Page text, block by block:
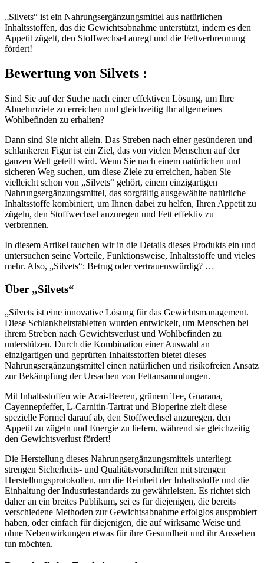
„Silvets“ ist ein Nahrungsergänzungsmittel aus natürlichen
Inhaltsstoffen, das die Gewichtsabnahme unterstützt, indem es den
Appetit zügelt, den Stoffwechsel anregt und die Fettverbrennung
fördert!
Bewertung von Silvets :
Sind Sie auf der Suche nach einer effektiven Lösung, um Ihre
Abnehmziele zu erreichen und gleichzeitig Ihr allgemeines
Wohlbefinden zu erhalten?
Dann sind Sie nicht allein. Das Streben nach einer gesünderen und
schlankeren Figur ist ein Ziel, das von vielen Menschen auf der
ganzen Welt geteilt wird. Wenn Sie nach einem natürlichen und
sicheren Weg suchen, um diese Ziele zu erreichen, haben Sie
vielleicht schon von „Silvets“ gehört, einem einzigartigen
Nahrungsergänzungsmittel, das sorgfältig ausgewählte natürliche
Inhaltsstoffe kombiniert, um Ihnen dabei zu helfen, Ihren Appetit zu
zügeln, den Stoffwechsel anzuregen und Fett effektiv zu
verbrennen.
In diesem Artikel tauchen wir in die Details dieses Produkts ein und
untersuchen seine Vorteile, Funktionsweise, Inhaltsstoffe und vieles
mehr. Also, „Silvets“: Betrug oder vertrauenswürdig? …
Über „Silvets“
„Silvets ist eine innovative Lösung für das Gewichtsmanagement.
Diese Schlankheitstabletten wurden entwickelt, um Menschen bei
ihrem Streben nach Gewichtsverlust und Wohlbefinden zu
unterstützen. Durch die Kombination einer Auswahl an
einzigartigen und geprüften Inhaltsstoffen bietet dieses
Nahrungsergänzungsmittel einen natürlichen und risikofreien Ansatz
zur Bekämpfung der Ursachen von Fettansammlungen.
Mit Inhaltsstoffen wie Acai-Beeren, grünem Tee, Guarana,
Cayennepfeffer, L-Carnitin-Tartrat und Bioperine zielt diese
spezielle Formel darauf ab, den Stoffwechsel anzuregen, den
Appetit zu zügeln und Energie zu liefern, während sie gleichzeitig
den Gewichtsverlust fördert!
Die Herstellung dieses Nahrungsergänzungsmittels unterliegt
strengen Sicherheits- und Qualitätsvorschriften mit strengen
Herstellungsprotokollen, um die Reinheit der Inhaltsstoffe und die
Einhaltung der Industriestandards zu gewährleisten. Es richtet sich
daher an ein breites Publikum, sei es für diejenigen, die bereits
verschiedene Methoden zur Gewichtsabnahme erfolglos ausprobiert
haben, oder einfach für diejenigen, die auf wirksame Weise und
ohne Nebenwirkungen etwas für ihre Gesundheit und ihr Aussehen
tun möchten.